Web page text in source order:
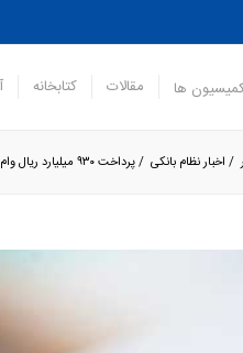
ها مقالات کتابخانه
/ اخبار نظام بانکی /پرداخت ۹۳۰ میلیارد ریال وام ازدواج و فرزندآوری در موسسه ملل...